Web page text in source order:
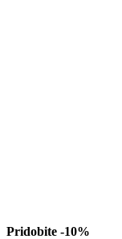
Pridobite -10%